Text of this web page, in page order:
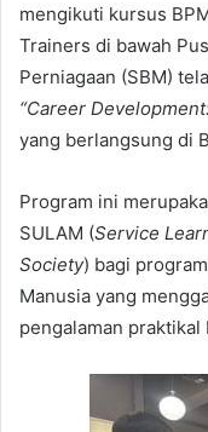
mengikuti kursus
Trainers di bawah
Perniagaan (SBM)
“Career
yang berlangsung di
Program ini
SULAM (Service
Society) bagi
Manusia yang
pengalaman